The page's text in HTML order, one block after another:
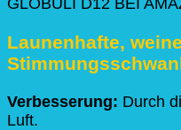
Launenhafte,
Verbesserung: Durch
Luft.